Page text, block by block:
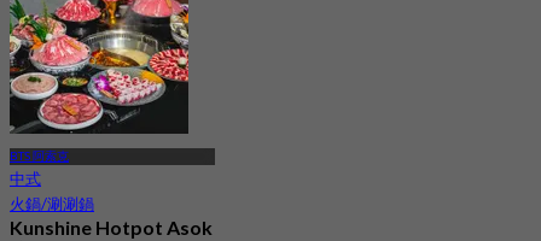
BTS 阿索克
中式
火鍋/涮涮鍋
Kunshine Hotpot Asok